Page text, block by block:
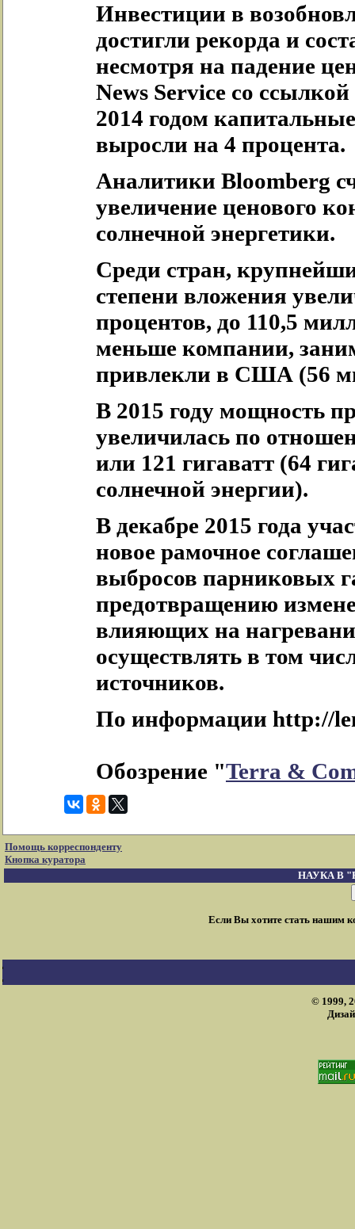
Инвестиции в
достигли рекорда и
несмотря на падение
News Service со
2014 годом
выросли на 4 процента.
Аналитики Bloomberg
увеличение ценового
солнечной энергетики.
Среди стран,
степени вложения
процентов, до 110,5
меньше компании,
привлекли в США (56
В 2015 году мощность
увеличилась по
или 121 гигаватт (64
солнечной энергии).
В декабре 2015 года
новое рамочное
выбросов парниковых
предотвращению
влияющих на
осуществлять в том
источников.
По информации http://
Обозрение "Terra &
Помощь корреспонденту
Кнопка куратора
НАУКА В
Если Вы хотите стать нашим
© 1999,